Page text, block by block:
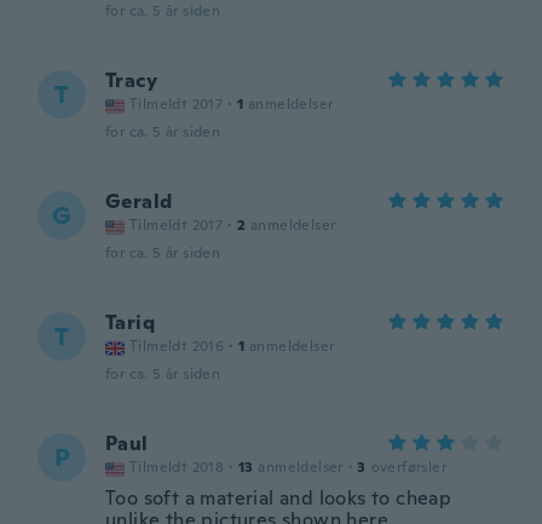
for ca. 5 år siden
T Tracy
Tilmeldt 2017 · 1 anmeldelser
for ca. 5 år siden
G Gerald
Tilmeldt 2017 · 2 anmeldelser
for ca. 5 år siden
T Tariq
Tilmeldt 2016 · 1 anmeldelser
for ca. 5 år siden
P Paul
Tilmeldt 2018 · 13 anmeldelser · 3 overførsler
Too soft a material and looks to cheap